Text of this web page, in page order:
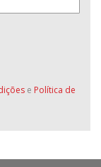
e Política de